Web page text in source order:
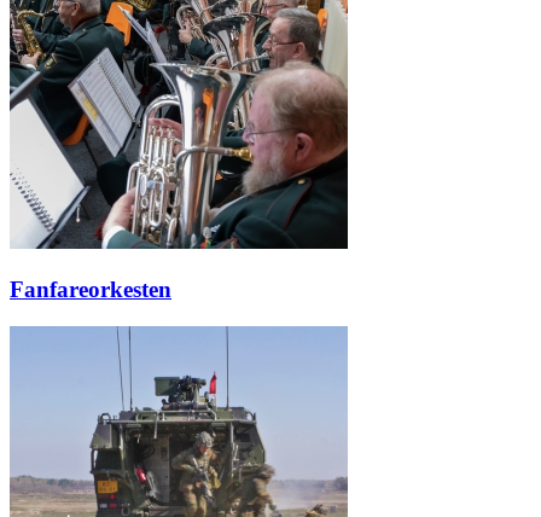
Fanfareorkesten